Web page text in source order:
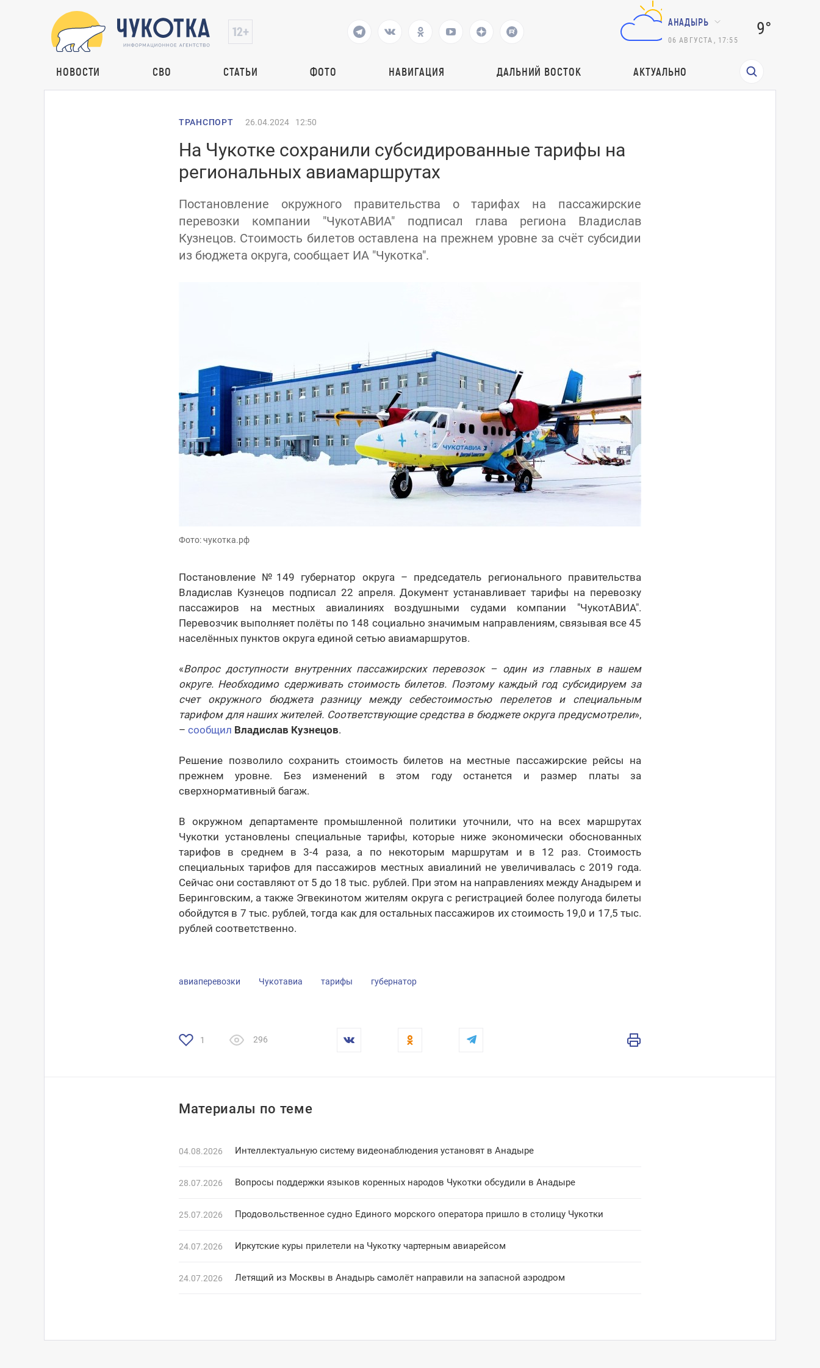
АНАДЫРЬ
06 АВГУСТА 17:55
9°
НОВОСТИ СВО СТАТЬИ ФОТО НАВИГАЦИЯ ДАЛЬНИЙ ВОСТОК АКТУАЛЬНО
ТРАНСПОРТ 26.04.2024 12:50
На Чукотке сохранили субсидированные тарифы на
региональных авиамаршрутах
Постановление окружного правительства о тарифах на пассажирские
перевозки компании "ЧукотАВИА" подписал глава региона Владислав
Кузнецов. Стоимость билетов оставлена на прежнем уровне за счёт субсидии
из бюджета округа, сообщает ИА "Чукотка".
Фото: чукотка.рф
Постановление №149 губернатор округа – председатель регионального правительства
Владислав Кузнецов подписал 22 апреля. Документ устанавливает тарифы на перевозку
пассажиров на местных авиалиниях воздушными судами компании "ЧукотАВИА".
Перевозчик выполняет полёты по 148 социально значимым направлениям, связывая все 45
населённых пунктов округа единой сетью авиамаршрутов.
«Вопрос доступности внутренних пассажирских перевозок – один из главных в нашем
округе. Необходимо сдерживать стоимость билетов. Поэтому каждый год субсидируем за
счет окружного бюджета разницу между себестоимостью перелетов и специальным
тарифом для наших жителей. Соответствующие средства в бюджете округа предусмотрели»,
– сообщил Владислав Кузнецов.
Решение позволило сохранить стоимость билетов на местные пассажирские рейсы на
прежнем уровне. Без изменений в этом году останется и размер платы за
сверхнормативный багаж.
В окружном департаменте промышленной политики уточнили, что на всех маршрутах
Чукотки установлены специальные тарифы, которые ниже экономически обоснованных
тарифов в среднем в 3-4 раза, а по некоторым маршрутам и в 12 раз. Стоимость
специальных тарифов для пассажиров местных авиалиний не увеличивалась с 2019 года.
Сейчас они составляют от 5 до 18 тыс. рублей. При этом на направлениях между Анадырем и
Беринговским, а также Эгвекинотом жителям округа с регистрацией более полугода билеты
обойдутся в 7 тыс. рублей, тогда как для остальных пассажиров их стоимость 19,0 и 17,5 тыс.
рублей соответственно.
авиаперевозки Чукотавиа тарифы губернатор
1 296
Материалы по теме
04.08.2026 Интеллектуальную систему видеонаблюдения установят в Анадыре
28.07.2026 Вопросы поддержки языков коренных народов Чукотки обсудили в Анадыре
25.07.2026 Продовольственное судно Единого морского оператора пришло в столицу Чукотки
24.07.2026 Иркутские куры прилетели на Чукотку чартерным авиарейсом
24.07.2026 Летящий из Москвы в Анадырь самолёт направили на запасной аэродром